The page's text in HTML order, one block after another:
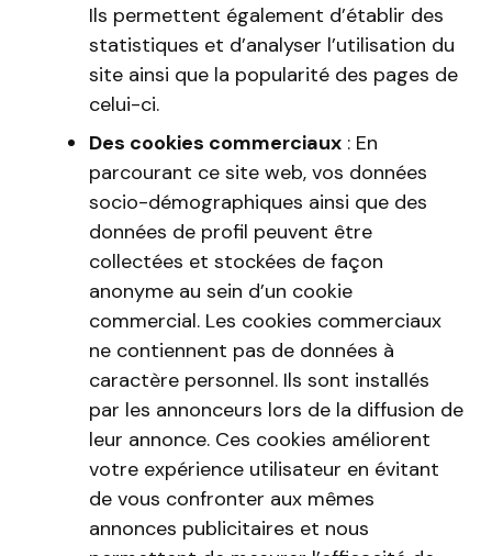
Ils permettent également d’établir des
statistiques et d’analyser l’utilisation du
site ainsi que la popularité des pages de
celui-ci.
Des cookies commerciaux : En
parcourant ce site web, vos données
socio-démographiques ainsi que des
données de profil peuvent être
collectées et stockées de façon
anonyme au sein d’un cookie
commercial. Les cookies commerciaux
ne contiennent pas de données à
caractère personnel. Ils sont installés
par les annonceurs lors de la diffusion de
leur annonce. Ces cookies améliorent
votre expérience utilisateur en évitant
de vous confronter aux mêmes
annonces publicitaires et nous